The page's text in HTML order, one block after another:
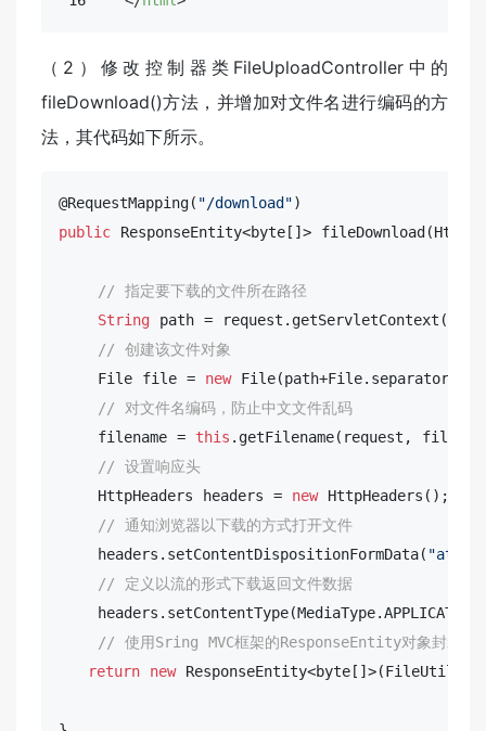
（2）修改控制器类FileUploadController中的
fileDownload()方法，并增加对文件名进行编码的方
法，其代码如下所示。
@RequestMapping( "/download"
public ResponseEntity<byte []>
// 指定要下载的文件所在路径
String path =
// 创建该文件对象
    File file =
new
// 对文件名编码，防止中文文件乱码
    filename =
this .getFilename(request,
// 设置响应头
    HttpHeaders headers =
new HttpHeaders();
// 通知浏览器以下载的方式打开文件
    headers.setContentDispositionFormData(
// 定义以流的形式下载返回文件数据
// 使用Sring MVC框架的ResponseEntity对象封装返
return
new ResponseEntity<byte